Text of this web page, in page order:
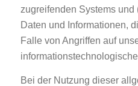
zugreifenden Systems
Daten und Informationen,
Falle von Angriffen auf
Bei der Nutzung dieser